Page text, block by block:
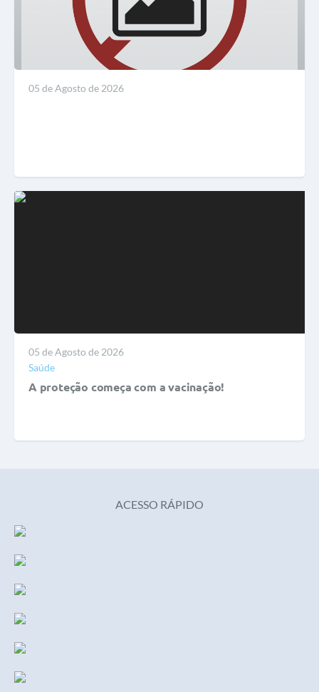
05 de Agosto de 2026
05 de Agosto de 2026
Saúde
A proteção começa com a vacinação!
ACESSO RÁPIDO